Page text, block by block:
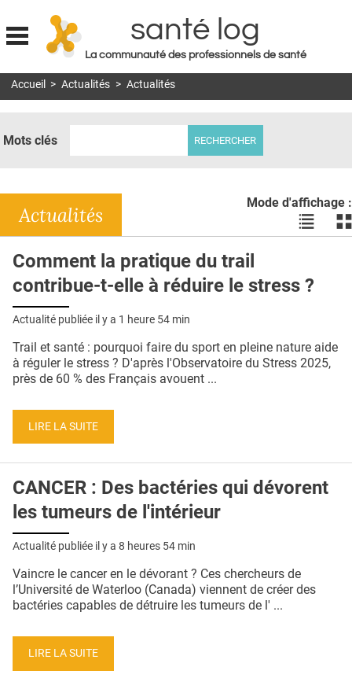
Jump to navigation
santé log
La communauté des professionnels de santé
MON COMPTE
DOSSIERS
RÉSEAUX
E-REVUE SAD
QUI SOMMES-NOUS ?
CONDITIONS GÉNÉRALES
CRÉDITS
Accueil > Actualités > Actualités
Mots clés
Mode d'affichage :
Voir
les
liste
les
Actualités
Comment la pratique du trail
contribue-t-elle à réduire le stress ?
Actualité publiée il y a 1 heure 54 min
Trail et santé : pourquoi faire du sport en pleine nature aide
à réguler le stress ? D'après l'Observatoire du Stress 2025,
près de 60 % des Français avouent ...
LIRE LA SUITE
CANCER : Des bactéries qui dévorent
les tumeurs de l'intérieur
Actualité publiée il y a 8 heures 54 min
Vaincre le cancer en le dévorant ? Ces chercheurs de
l’Université de Waterloo (Canada) viennent de créer des
bactéries capables de détruire les tumeurs de l' ...
LIRE LA SUITE